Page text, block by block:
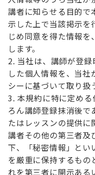
講者に知らせる目的で
示した上で当該掲示
じめ同意を得た情報を
します。
当社は、講師が登
した個人情報を、当社
シーに基づいて取り扱
本規約に特に定め
ろん講師登録抹消後で
たはレッスンの提供
講者その他の第三者及
下、「秘密情報」とい
を厳重に保持するもの
れを第三者に開示ある